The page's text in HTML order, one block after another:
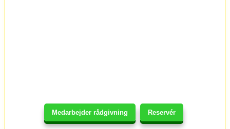
Medarbejder rådgivning Reservér